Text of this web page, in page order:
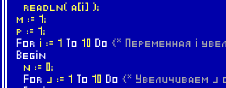
readln( a[i] );
m := 1;
p := 1;
For i := 1 To 10 Do {* Переменная i
Begin
n := 0;
For j := 1 To 10 Do {* Увеличиваем j